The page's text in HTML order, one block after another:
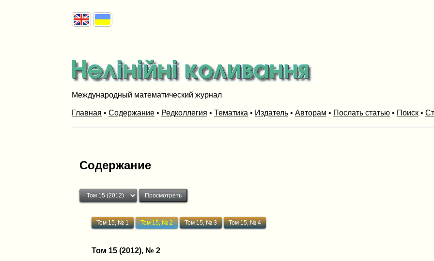
Международный математический журнал
Главная • Содержание• Редколлегия • Тематика • Издатель• Авторам • Послать статью• Поиск•
Содержание
Том 15, № 1 Том 15, № 2 Том 15, № 3 Том 15, № 4
Том 15 (2012), № 2